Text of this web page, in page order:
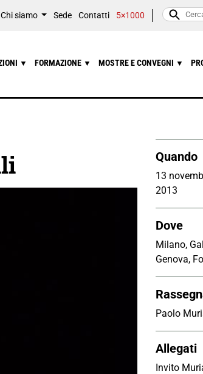
Chi siamo Sede Contatti 5×1000
▼ FORMAZIONE ▼ MOSTRE E CONVEGNI ▼
Quando
13
2013
Dove
Milano,
Genova,
Paolo
Allegati
Invito